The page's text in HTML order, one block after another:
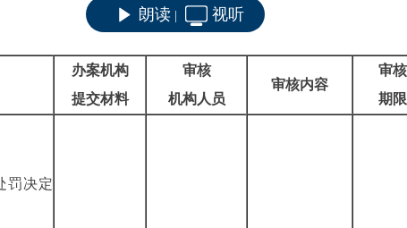
朗读 视听
办案机构
提交材料
审核
机构人员
审核内容
审核
期限
罚决定